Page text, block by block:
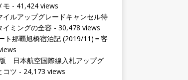
モ - 41,424 views
イルアップグレードキャンセル待
イミングの全容 - 30,478 views
ト那覇旭橋宿泊記 (2019/11)＝客
日本航空国際線入札アップグ
コツ - 24,173 views